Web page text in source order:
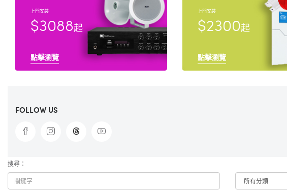
上門安裝
$3088起
點擊瀏覽
上門安裝
$2300起
點擊瀏覽
FOLLOW US
搜尋：